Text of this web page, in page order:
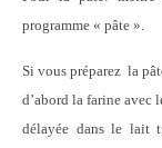
programme « pâte ».
Si vous préparez la
d’abord la farine avec
délayée dans le lait